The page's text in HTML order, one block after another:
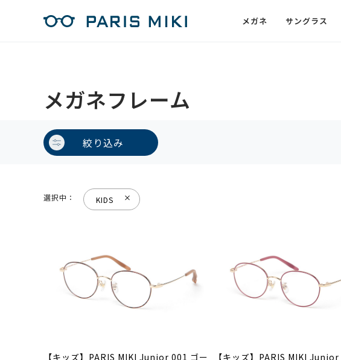
メガネ サングラス
メガネフレーム
絞り込み
選択中： KIDS
【キッズ】PARIS MIKI Junior 001 ゴー
【キッズ】PARIS MIKI